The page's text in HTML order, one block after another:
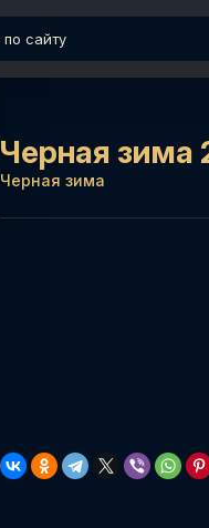
Черная зима
Черная зима